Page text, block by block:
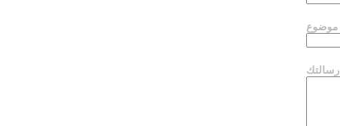
موضوع
رسالتك